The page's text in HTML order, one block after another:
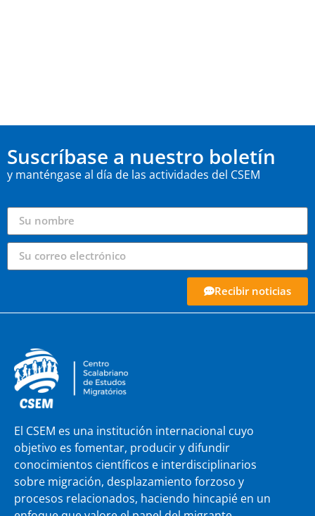
Suscríbase a nuestro boletín
y manténgase al día de las actividades del CSEM
Recibir noticias
El CSEM es una institución internacional cuyo
objetivo es fomentar, producir y difundir
conocimientos científicos e interdisciplinarios
sobre migración, desplazamiento forzoso y
procesos relacionados, haciendo hincapié en un